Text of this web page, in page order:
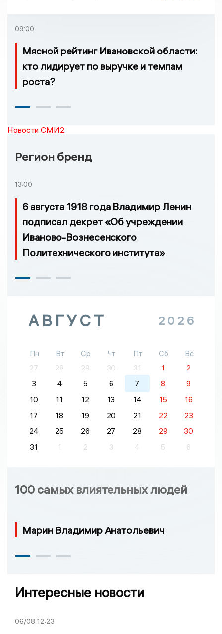
09:00
Мясной рейтинг Ивановской области:
кто лидирует по выручке и темпам
роста?
Новости СМИ2
Регион бренд
13:00
6 августа 1918 года Владимир Ленин
подписал декрет «Об учреждении
Иваново-Вознесенского
Политехнического института»
АВГУСТ 2026
Пн Вт Ср Чт Пт Сб
Вс
27
28 29 30 31 1
2
3
4 5 6 7 8
9
10
11 12 13 14 15
16
17
18 19 20 21 22
23
24
25 26 27 28 29
30
31
1 2 3 4 5 6
100 самых влиятельных людей
Марин Владимир Анатольевич
Интересные новости
06/08 12:23